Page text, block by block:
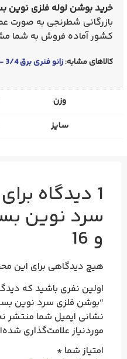
خرید بوشن لوله فلزی نوین
بازرگانی شطرنجی به صورت
کشور آماده فروش به شما
کالاهای مشابه:زانو فنری برق 3/4 – نوین بسپار
وزن
سایز
1 دیدگاه برای
و 16
هیچ دیدگاهی برای این
اولین نفری باشید که
“بوشن فلزی سرد نوین بسپار
نشانی ایمیل شما منتشر
موردنیاز علامت‌گذاری
امتیاز شما *